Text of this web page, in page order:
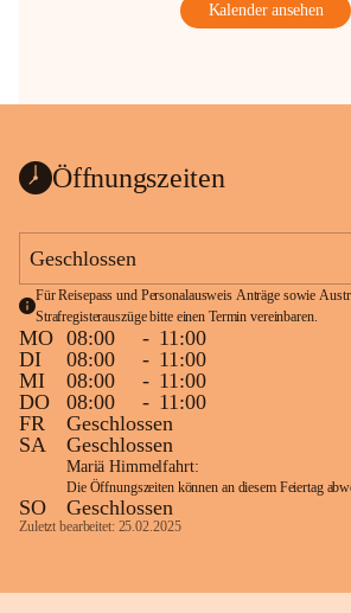
Kalender ansehen
Öffnungszeiten
Geschlossen
Für Reisepass und Personalausweis Anträge sowie
Strafregisterauszüge bitte einen Termin vereinbaren.
MO 08:00 - 11:00
DI
08:00 - 11:00
MI
08:00 - 11:00
DO
08:00 - 11:00
FR
Geschlossen
SA
Geschlossen
Mariä Himmelfahrt:
Die Öffnungszeiten können an diesem Feiertag
SO Geschlossen
Zuletzt bearbeitet: 25.02.2025